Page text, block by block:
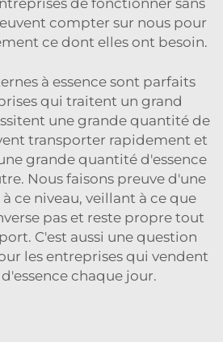
compter sur nous pour
ce dont elles ont besoin.
à essence sont parfaits
qui traitent un grand
une grande quantité de
transporter rapidement et
grande quantité d'essence
Nous faisons preuve d'une
ce niveau, veillant à ce que
pas et reste propre tout
C'est aussi une question
les entreprises qui vendent
chaque jour.